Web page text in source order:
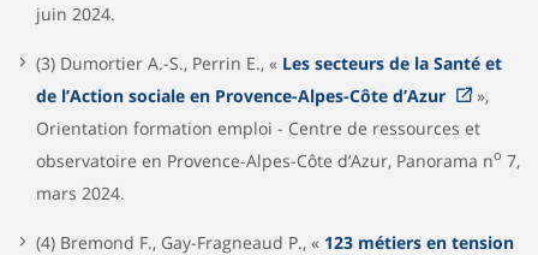
juin 2024.
(3) Dumortier A.-S., Perrin E., « Les secteurs de la Santé et
de l’Action sociale en Provence-Alpes-Côte d’Azur
»,
Orientation formation emploi - Centre de ressources et
observatoire en Provence-Alpes-Côte d’Azur, Panorama no 7,
mars 2024.
(4) Bremond F., Gay-Fragneaud P., « 123 métiers en tension